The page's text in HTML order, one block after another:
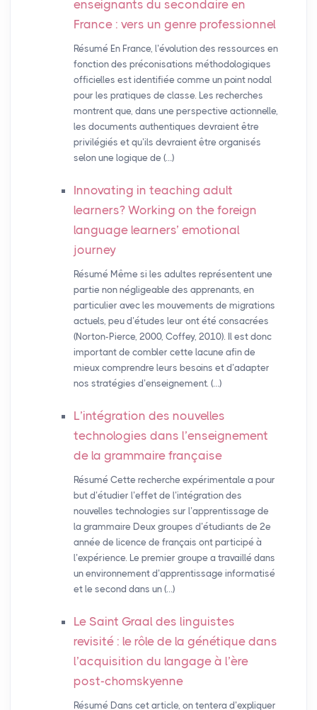
enseignants du secondaire en
France : vers un genre professionnel
Résumé En France, l’évolution des ressources en
fonction des préconisations méthodologiques
officielles est identifiée comme un point nodal
pour les pratiques de classe. Les recherches
montrent que, dans une perspective actionnelle,
les documents authentiques devraient être
privilégiés et qu’ils devraient être organisés
selon une logique de (…)
Innovating in teaching adult
learners? Working on the foreign
language learners’ emotional
journey
Résumé Même si les adultes représentent une
partie non négligeable des apprenants, en
particulier avec les mouvements de migrations
actuels, peu d’études leur ont été consacrées
(Norton-Pierce, 2000, Coffey, 2010). Il est donc
important de combler cette lacune afin de
mieux comprendre leurs besoins et d’adapter
nos stratégies d’enseignement. (…)
L’intégration des nouvelles
technologies dans l’enseignement
de la grammaire française
Résumé Cette recherche expérimentale a pour
but d’étudier l’effet de l’intégration des
nouvelles technologies sur l’apprentissage de
la grammaire Deux groupes d’étudiants de 2e
année de licence de français ont participé à
l’expérience. Le premier groupe a travaillé dans
un environnement d’apprentissage informatisé
et le second dans un (…)
Le Saint Graal des linguistes
revisité : le rôle de la génétique dans
l’acquisition du langage à l’ère
post-chomskyenne
Résumé Dans cet article, on tentera d’expliquer